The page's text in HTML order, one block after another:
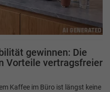
gewinnen: Die
Vorteile vertragsfreier
Kaffee im Büro ist längst keine